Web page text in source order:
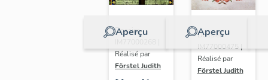
Aperçu
Dossier
Réalisé par
Förstel Judith
Aperçu
Dossier
IM77000475 |
Réalisé par
Förstel Judith